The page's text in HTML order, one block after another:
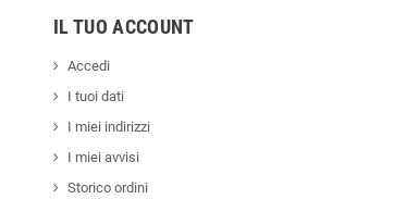
IL TUO ACCOUNT
Accedi
I tuoi dati
I miei indirizzi
I miei avvisi
Storico ordini